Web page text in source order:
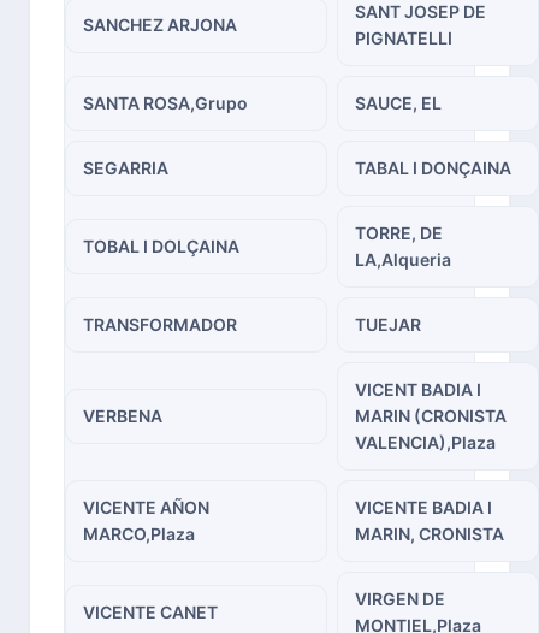
SANCHEZ ARJONA
SANT JOSEP DE
PIGNATELLI
SANTA ROSA,Grupo SAUCE, EL
SEGARRIA TABAL I DONÇAINA
TOBAL I DOLÇAINA
TORRE, DE
LA,Alqueria
TRANSFORMADOR TUEJAR
VERBENA
VICENT BADIA I
MARIN (CRONISTA
VALENCIA),Plaza
VICENTE AÑON
MARCO,Plaza
VICENTE BADIA I
MARIN, CRONISTA
VICENTE CANET
VIRGEN DE
MONTIEL,Plaza